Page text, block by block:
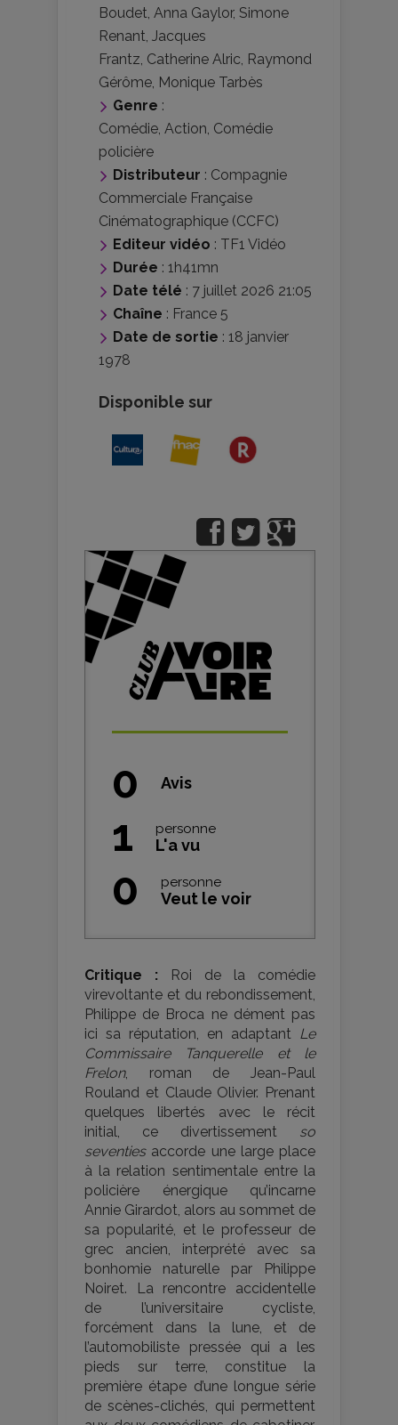
Boudet, Anna Gaylor, Simone
Renant, Jacques
Frantz, Catherine Alric, Raymond
Gérôme, Monique Tarbès
Genre :
Comédie, Action, Comédie
policière
Distributeur : Compagnie
Commerciale Française
Cinématographique (CCFC)
Editeur vidéo : TF1 Vidéo
Durée : 1h41mn
Date télé : 7 juillet 2026 21:05
Chaîne : France 5
Date de sortie : 18 janvier
1978
Disponible sur
0 Avis
1 personne
L'a vu
0 personne
Veut le voir
Critique : Roi de la comédie
virevoltante et du rebondissement,
Philippe de Broca ne dément pas
ici sa réputation, en adaptant Le
Commissaire Tanquerelle et le
Frelon, roman de Jean-Paul
Rouland et Claude Olivier. Prenant
quelques libertés avec le récit
initial, ce divertissement so
seventiesaccorde une large place
à la relation sentimentale entre la
policière énergique qu’incarne
Annie Girardot, alors au sommet de
sa popularité, et le professeur de
grec ancien, interprété avec sa
bonhomie naturelle par Philippe
Noiret. La rencontre accidentelle
de l’universitaire cycliste,
forcément dans la lune, et de
l’automobiliste pressée qui a les
pieds sur terre, constitue la
première étape d’une longue série
de scènes-clichés, qui permettent